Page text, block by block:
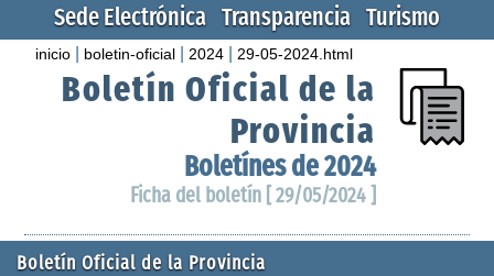
Sede Electrónica Transparencia Turismo
inicio boletin-oficial 2024 29-05-2024.html
Boletín Oficial de la
Provincia
Boletínes de 2024
Ficha del boletín [ 29/05/2024 ]
Boletín Oficial de la Provincia